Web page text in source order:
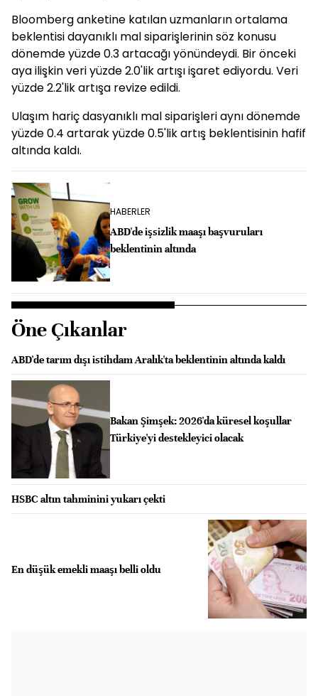
Bloomberg anketine katılan uzmanların ortalama
beklentisi dayanıklı mal siparişlerinin söz konusu
dönemde yüzde 0.3 artacağı yönündeydi. Bir önceki
aya ilişkin veri yüzde 2.0'lik artışı işaret ediyordu. Veri
yüzde 2.2'lik artışa revize edildi.
Ulaşım hariç dasyanıklı mal siparişleri aynı dönemde
yüzde 0.4 artarak yüzde 0.5'lik artış beklentisinin hafif
altında kaldı.
HABERLER
ABD'de işsizlik maaşı başvuruları
beklentinin altında
Öne Çıkanlar
ABD'de tarım dışı istihdam Aralık'ta beklentinin altında kaldı
Bakan Şimşek: 2026'da küresel koşullar
Türkiye'yi destekleyici olacak
HSBC altın tahminini yukarı çekti
En düşük emekli maaşı belli oldu